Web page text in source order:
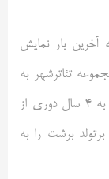
آخرین بار نمایش
مجموعه تئاترشهر به
صحنه برده می بود، تصمیم دارد سپس از نزدیک به 4 سال دوری از
برشت را به